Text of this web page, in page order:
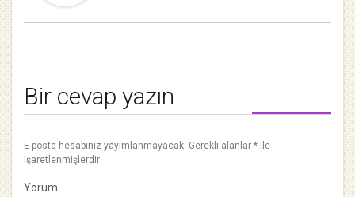
Bir cevap yazın
E-posta hesabınız yayımlanmayacak. Gerekli alanlar * ile
işaretlenmişlerdir
Yorum